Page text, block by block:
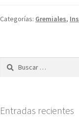
Categorías: Gremiales,
Buscar:
Entradas recientes